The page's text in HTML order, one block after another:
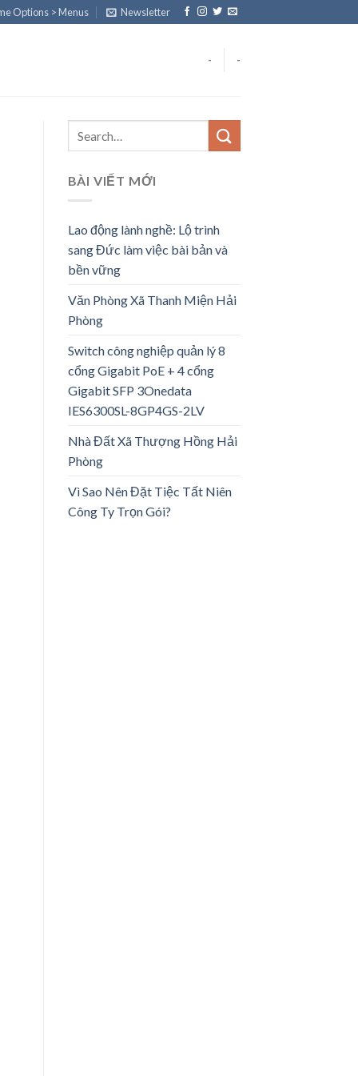
Options > Menus Newsletter
- -
BÀI VIẾT MỚI
Lao động lành nghề: Lộ trình
sang Đức làm việc bài bản và
bền vững
Văn Phòng Xã Thanh Miện Hải
Phòng
Switch công nghiệp quản lý 8
cổng Gigabit PoE + 4 cổng
Gigabit SFP 3Onedata
IES6300SL-8GP4GS-2LV
Nhà Đất Xã Thượng Hồng Hải
Phòng
Vì Sao Nên Đặt Tiệc Tất Niên
Công Ty Trọn Gói?